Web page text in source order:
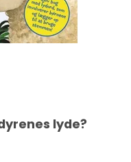
lyde?